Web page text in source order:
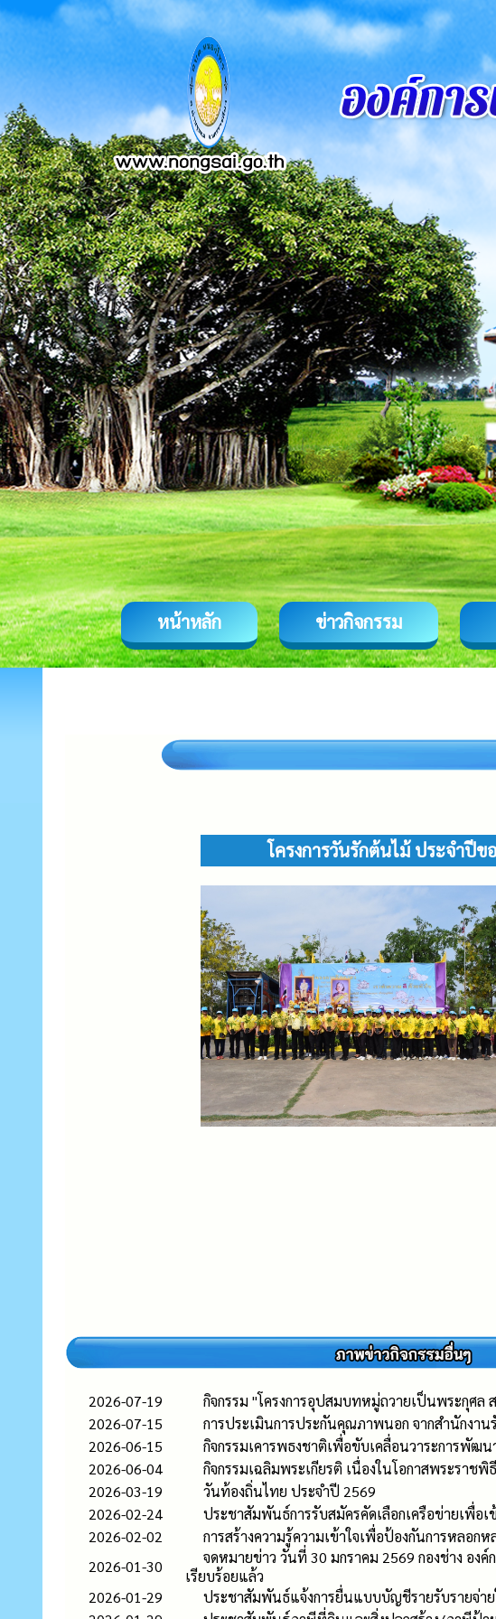
หน้าหลัก ข่าวกิจกรรม
โครงการวันรักต้นไม้ ประจำปี
2026-07-19
กิจกรรม "โครงการอุปสมบทหมู่ถวายเป็นพระกุศล
2026-07-15
การประเมินการประกันคุณภาพนอก จากสำนักงา
2026-06-15
กิจกรรมเคารพธงชาติเพื่อขับเคลื่อนวาระการพัฒน
2026-06-04
กิจกรรมเฉลิมพระเกียรติ เนื่องในโอกาสพระรา
2026-03-19
วันท้องถิ่นไทย ประจำปี 2569
2026-02-24
ประชาสัมพันธ์การรับสมัครคัดเลือกเครือข่ายเพื่อ
2026-02-02
การสร้างความรู้ความเข้าใจเพื่อป้องกันการหลอก
2026-01-30
จดหมายข่าว วันที่ 30 มกราคม 2569 กองช่าง อ
เรียบร้อยแล้ว
2026-01-29
ประชาสัมพันธ์แจ้งการยื่นแบบบัญชีรายรับรายจ่า